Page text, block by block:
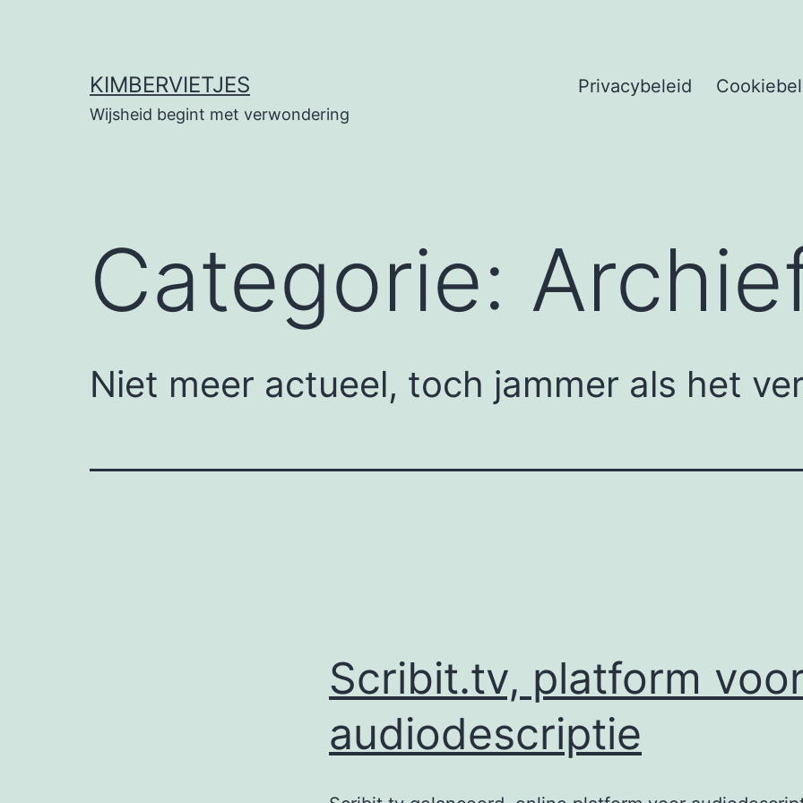
KIMBERVIETJES
Wijsheid begint met verwondering
Privacybeleid
Categorie:
Niet meer actueel, toch jammer als het
Scribit.tv, platform
audiodescriptie